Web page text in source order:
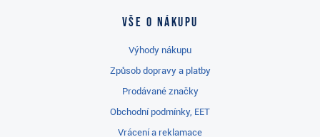
Vše o nákupu
Výhody nákupu
Způsob dopravy a platby
Prodávané značky
Obchodní podmínky, EET
Vrácení a reklamace